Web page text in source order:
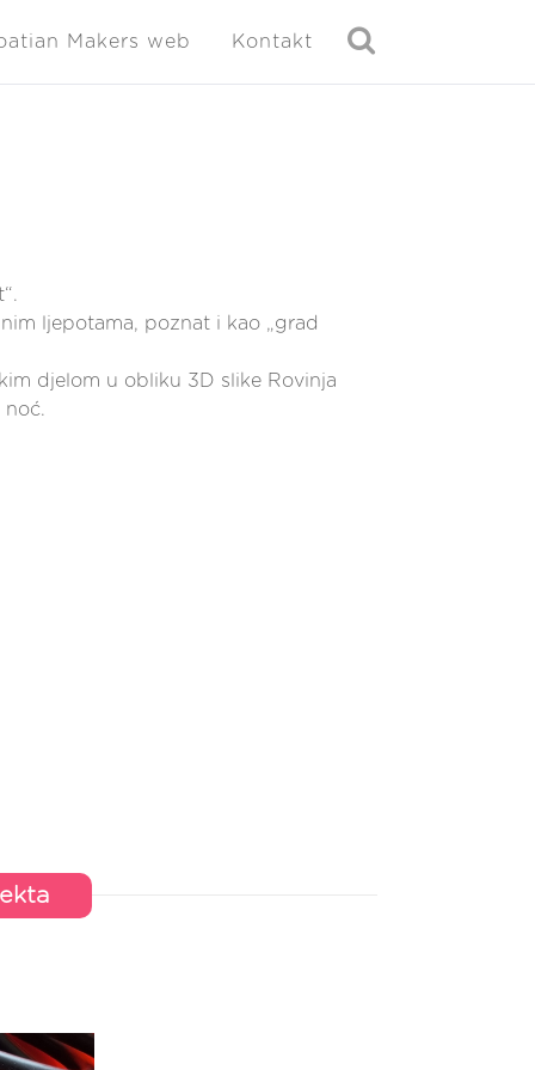
Makers web Kontakt
ljepotama, poznat i kao „grad
djelom u obliku 3D slike Rovinja